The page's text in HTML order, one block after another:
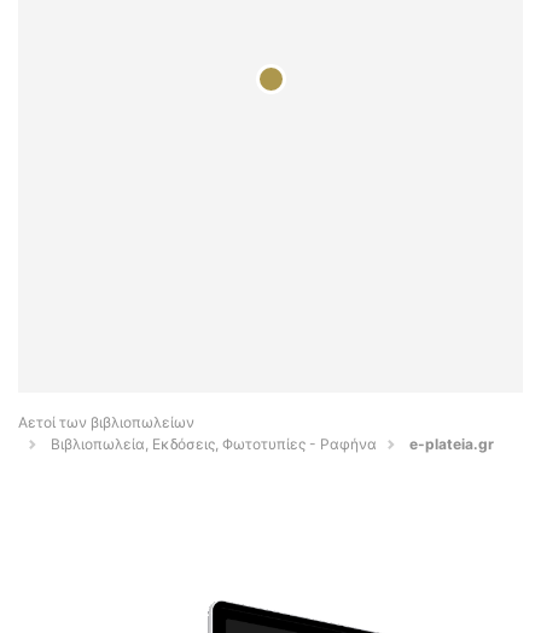
Αετοί των βιβλιοπωλείων
Βιβλιοπωλεία, Εκδόσεις, Φωτοτυπίες - Ραφήνα
e-plateia.gr